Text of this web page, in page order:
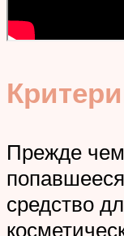
Прежде
средство